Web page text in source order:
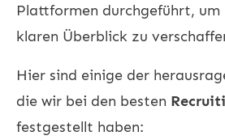
Plattformen durchgeführt, um
klaren Überblick zu
Hier sind einige der
die wir bei den besten
festgestellt haben: